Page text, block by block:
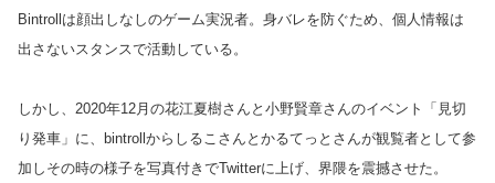
Bintrollは顔出しなしのゲーム実況者。身バレを防ぐため、個人情報は
出さないスタンスで活動している。
しかし、2020年12月の花江夏樹さんと小野賢章さんのイベント「見切
り発車」に、bintrollからしるこさんとかるてっとさんが観覧者として参
加しその時の様子を写真付きでTwitterに上げ、界隈を震撼させた。